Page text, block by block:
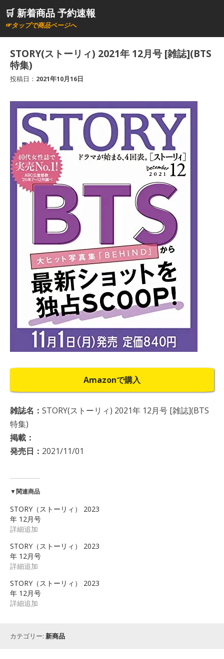
ン🛒 新着商品 予約速報
☞タップで商品ページへ
STORY(ストーリィ) 2021年 12月号 [雑誌](BTS
特集)
投稿日： 2021年10月16日
Amazonで購入
雑誌名： STORY(ストーリィ) 2021年 12月号 [雑誌](BTS
特集)
掲載：
発売日： 2021/11/01
▼関連商品
STORY（ストーリィ） 2023
年 12月号
詳細追加
STORY（ストーリィ） 2023
年 12月号
詳細追加
STORY（ストーリィ） 2023
年 12月号
詳細追加
カテゴリー: 新商品